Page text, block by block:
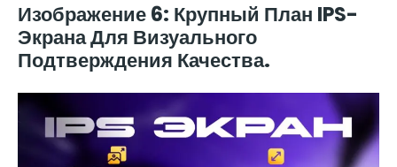
Изображение 6: Крупный План IPS-
Экрана Для Визуального
Подтверждения Качества.